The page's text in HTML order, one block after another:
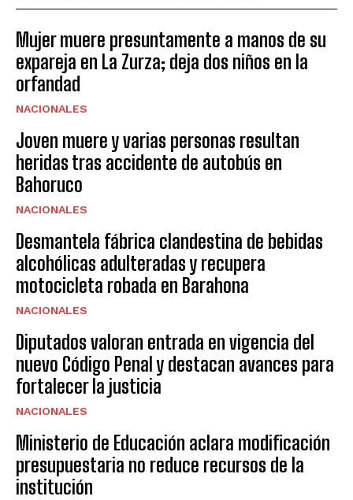
Mujer muere presuntamente a manos de su
expareja en La Zurza; deja dos niños en la
orfandad
NACIONALES
Joven muere y varias personas resultan
heridas tras accidente de autobús en
Bahoruco
NACIONALES
Desmantela fábrica clandestina de bebidas
alcohólicas adulteradas y recupera
motocicleta robada en Barahona
NACIONALES
Diputados valoran entrada en vigencia del
nuevo Código Penal y destacan avances para
fortalecer la justicia
NACIONALES
Ministerio de Educación aclara modificación
presupuestaria no reduce recursos de la
institución